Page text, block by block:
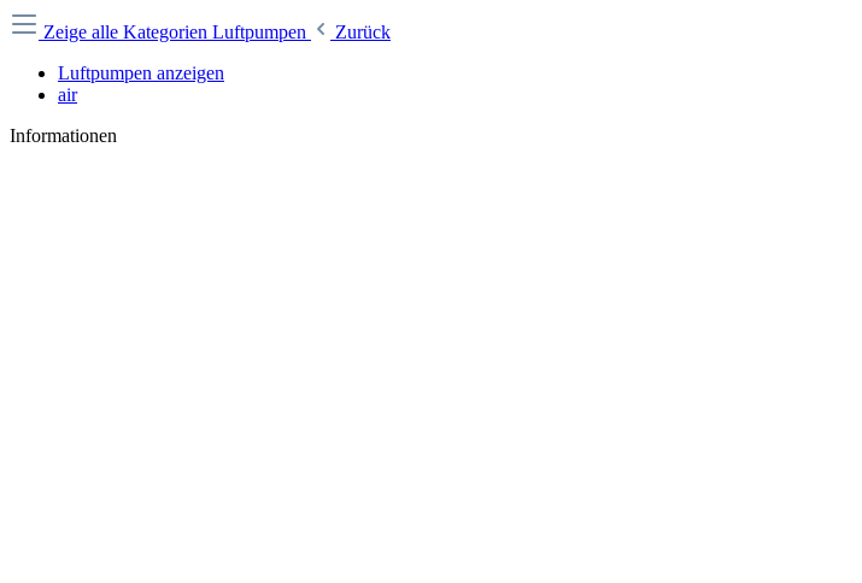
Zeige alle Kategorien Luftpumpen
Zurück
Luftpumpen anzeigen
air
Informationen